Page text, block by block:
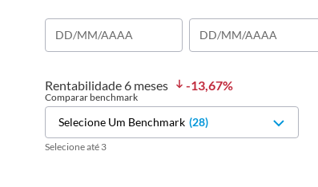
Rentabilidade 6 meses -13,67%
Comparar benchmark
Selecione Um Benchmark (28)
Selecione até 3